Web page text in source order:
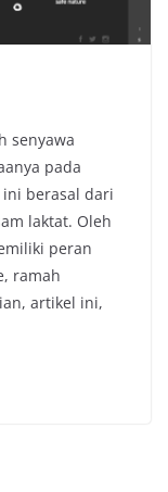
senyawa
pada
berasal dari
laktat. Oleh
peran
ramah
artikel ini,